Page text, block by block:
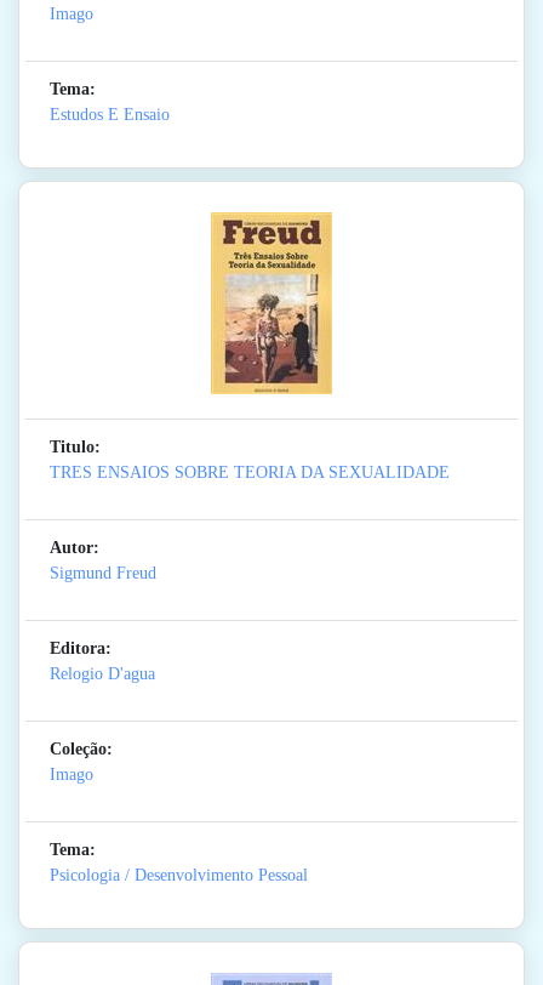
Imago
Tema:
Estudos E Ensaio
Titulo:
TRES ENSAIOS SOBRE TEORIA DA SEXUALIDADE
Autor:
Sigmund Freud
Editora:
Relogio D'agua
Coleção:
Imago
Tema:
Psicologia / Desenvolvimento Pessoal